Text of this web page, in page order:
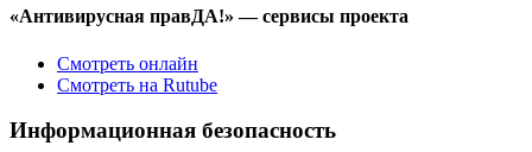
«Антивирусная правДА!» — сервисы проекта
Смотреть онлайн
Смотреть на Rutube
Информационная безопасность